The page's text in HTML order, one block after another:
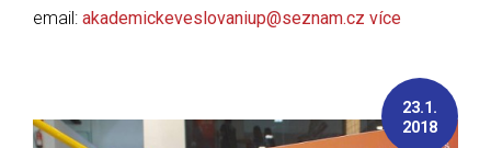
email: akademickeveslovaniup@seznam.cz více
23.1.
2018